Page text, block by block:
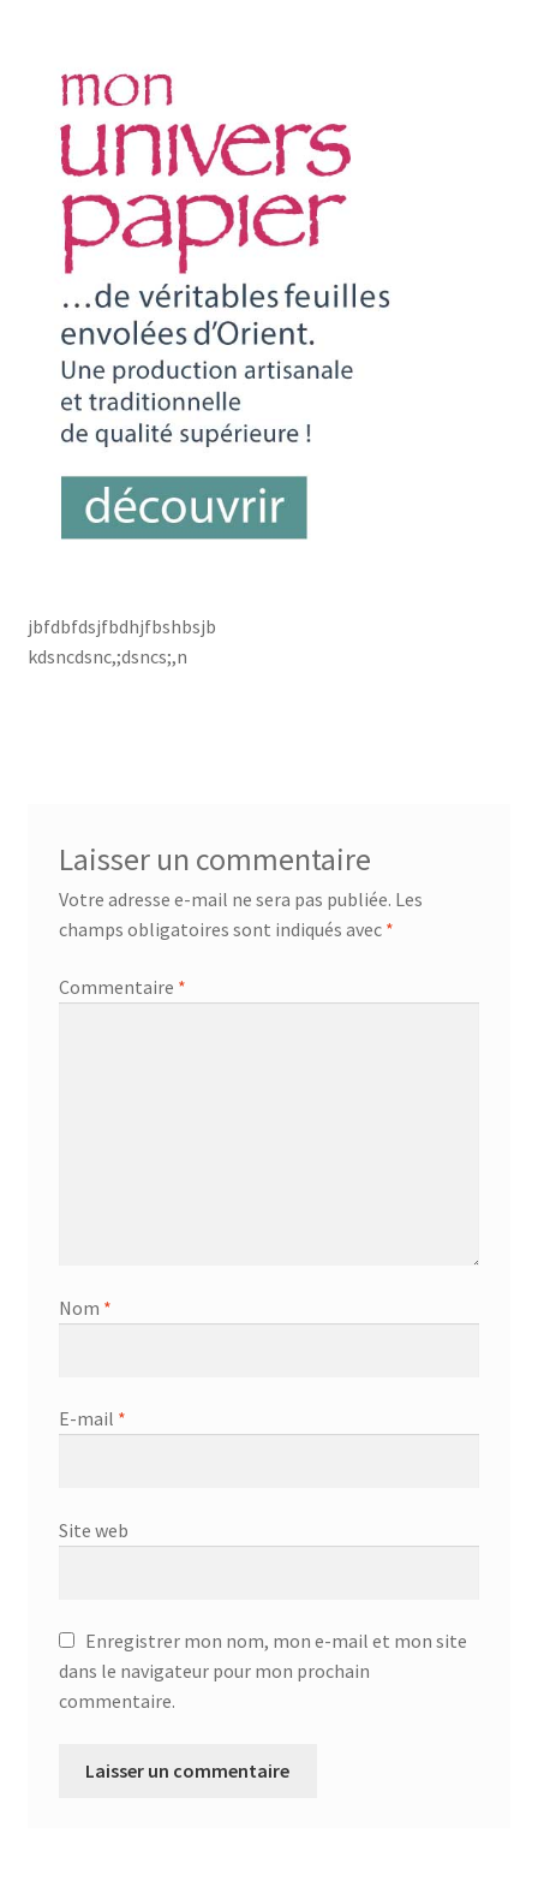
jbfdbfdsjfbdhjfbshbsjb
kdsncdsnc,;dsncs;,n
Laisser un commentaire
Votre adresse e-mail ne sera pas publiée. Les
champs obligatoires sont indiqués avec *
Commentaire *
Nom *
E-mail *
Site web
Enregistrer mon nom, mon e-mail et mon site
dans le navigateur pour mon prochain
commentaire.